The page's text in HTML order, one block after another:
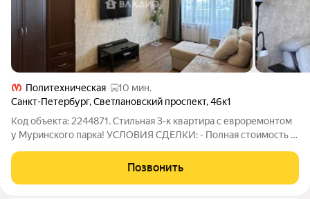
Политехническая
10 мин.
Санкт-Петербург,Светлановский проспект,46к1
Код объекта: 2244871. Стильная 3-к квартира с евроремонтом
у Муринского парка! УСЛОВИЯ СДЕЛКИ: - Полная стоимость в
субсидии и маткапитал. - Продажа со встречной покупкой
(параметры искомого
Позвонить